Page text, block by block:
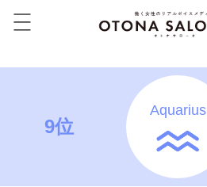
9位
Aquarius